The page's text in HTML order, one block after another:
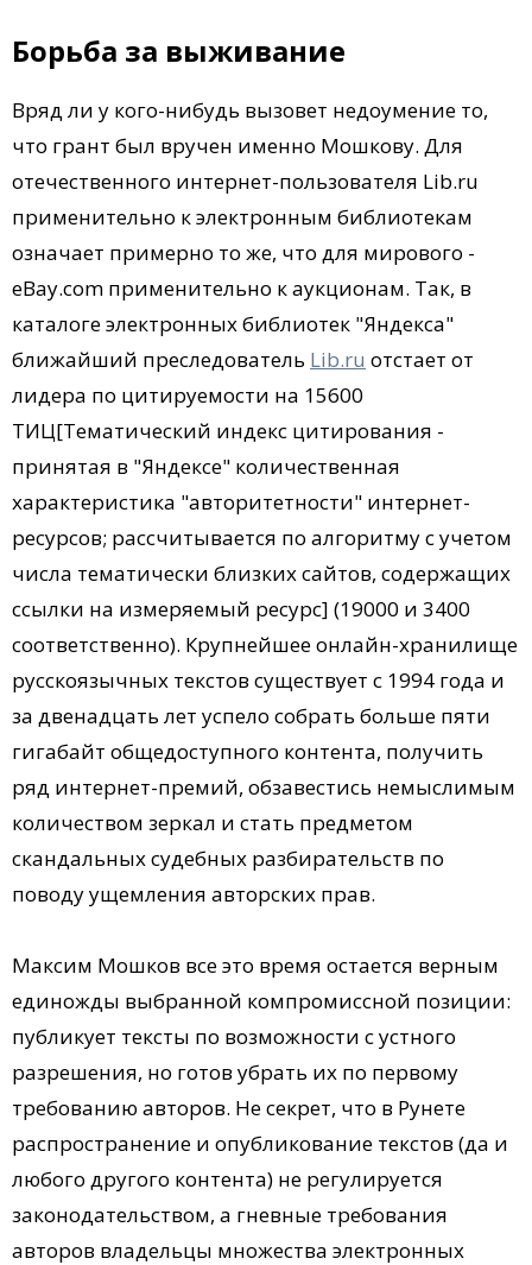
Борьба за выживание
Вряд ли у кого-нибудь вызовет недоумение то,
что грант был вручен именно Мошкову. Для
отечественного интернет-пользователя Lib.ru
применительно к электронным библиотекам
означает примерно то же, что для мирового -
eBay.com применительно к аукционам. Так, в
каталоге электронных библиотек "Яндекса"
ближайший преследователь Lib.ru отстает от
лидера по цитируемости на 15600
ТИЦ[Тематический индекс цитирования -
принятая в "Яндексе" количественная
характеристика "авторитетности" интернет-
ресурсов; рассчитывается по алгоритму с учетом
числа тематически близких сайтов, содержащих
ссылки на измеряемый ресурс] (19000 и 3400
соответственно). Крупнейшее онлайн-хранилище
русскоязычных текстов существует с 1994 года и
за двенадцать лет успело собрать больше пяти
гигабайт общедоступного контента, получить
ряд интернет-премий, обзавестись немыслимым
количеством зеркал и стать предметом
скандальных судебных разбирательств по
поводу ущемления авторских прав.
Максим Мошков все это время остается верным
единожды выбранной компромиссной позиции:
публикует тексты по возможности с устного
разрешения, но готов убрать их по первому
требованию авторов. Не секрет, что в Рунете
распространение и опубликование текстов (да и
любого другого контента) не регулируется
законодательством, а гневные требования
авторов владельцы множества электронных